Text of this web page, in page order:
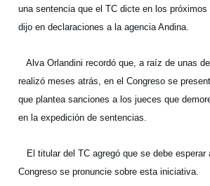
una sentencia que el TC dicte en los próximos
dijo en declaraciones a la agencia Andina.
Alva Orlandini recordó que, a raíz de unas
realizó meses atrás, en el Congreso se
que plantea sanciones a los jueces que
en la expedición de sentencias.
El titular del TC agregó que se debe esperar
Congreso se pronuncie sobre esta iniciativa.